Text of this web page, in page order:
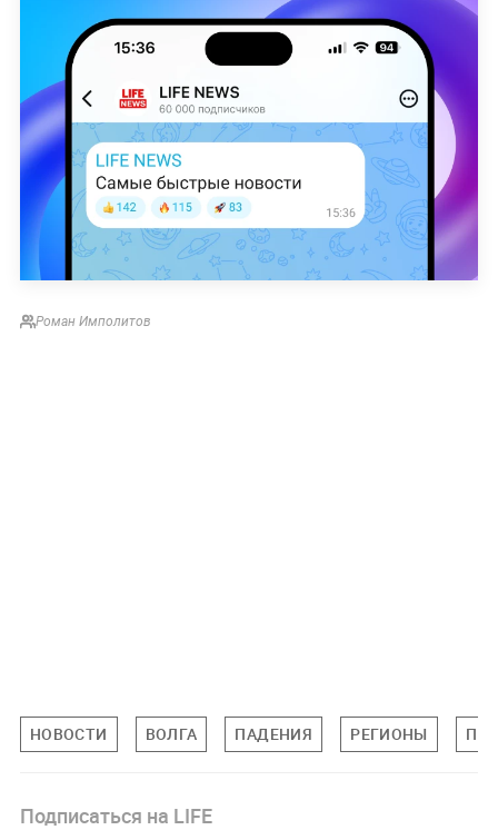
Роман Имполитов
НОВОСТИ ВОЛГА ПАДЕНИЯ РЕГИОНЫ
Подписаться на LIFE